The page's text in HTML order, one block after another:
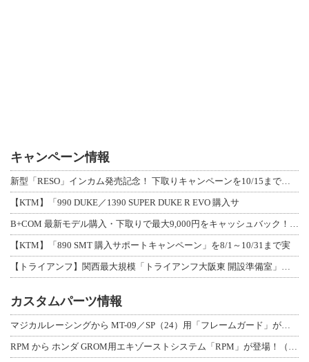
キャンペーン情報
新型「RESO」インカム発売記念！ 下取りキャンペーンを10/15まで延長して開
【KTM】「990 DUKE／1390 SUPER DUKE R EVO 購入サ
B+COM 最新モデル購入・下取りで最大9,000円をキャッシュバック！「B+F
【KTM】「890 SMT 購入サポートキャンペーン」を8/1～10/31まで実
【トライアンフ】関西最大規模「トライアンフ大阪東 開設準備室」がオープン！ 限定
カスタムパーツ情報
マジカルレーシングから MT-09／SP（24）用「フレームガード」が登場！
RPM から ホンダ GROM用エキゾーストシステム「RPM」が登場！（動画あり